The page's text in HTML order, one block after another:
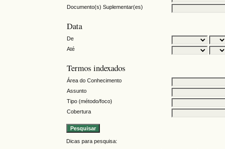
Documento(s) Suplementar(es)
Data
De
Até
Termos indexados
Área do Conhecimento
Assunto
Tipo (método/foco)
Cobertura
Dicas para pesquisa: